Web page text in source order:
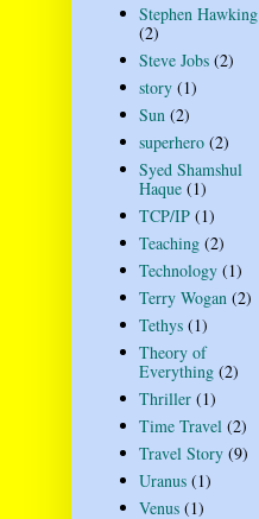
Stephen Hawking
(2)
Steve Jobs (2)
story (1)
Sun (2)
superhero (2)
Syed Shamshul
Haque (1)
TCP/IP (1)
Teaching (2)
Technology (1)
Terry Wogan (2)
Tethys (1)
Theory of
Everything (2)
Thriller (1)
Time Travel (2)
Travel Story (9)
Uranus (1)
Venus (1)